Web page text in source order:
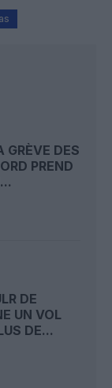
DES
PREND
DE
UN VOL
DE...